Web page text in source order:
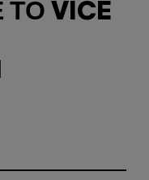
VICE